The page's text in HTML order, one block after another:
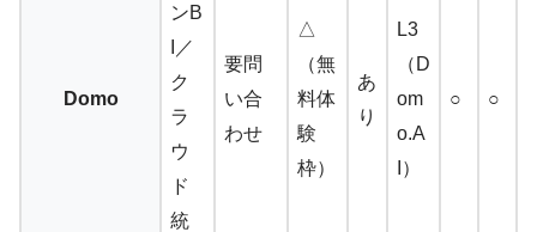
Domo
ンB
I／
ク
ラ
ウ
ド
統
要問
い合
わせ
△
（無
料体
験
枠）
あ
り
L3
（D
om
o.A
I）
○ ○